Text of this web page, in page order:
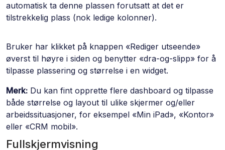
automatisk ta denne plassen forutsatt at det er
tilstrekkelig plass (nok ledige kolonner).
Bruker har klikket på knappen «Rediger utseende»
øverst til høyre i siden og benytter «dra-og-slipp» for å
tilpasse plassering og størrelse i en widget.
Merk: Du kan fint opprette flere dashboard og tilpasse
både størrelse og layout til ulike skjermer og/eller
arbeidssituasjoner, for eksempel «Min iPad», «Kontor»
eller «CRM mobil».
Fullskjermvisning